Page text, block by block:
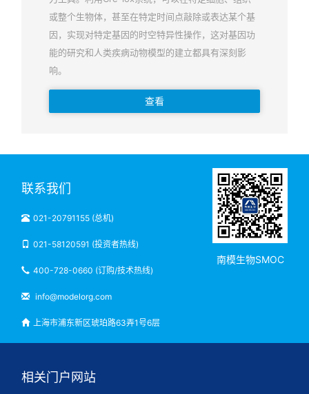
或整个生物体，甚至在特定时间点敲除或表达某个基
因，实现对特定基因的时空特异性操作，这对基因功
能的研究和人类疾病动物模型的建立都具有深刻影
响。
查看
联系我们
021-20791155 (总机)
021-58120591 (投资者热线)
400-728-0660 (订购/技术热线)
info@modelorg.com
上海市浦东新区琥珀路63弄1号6层
南模生物SMOC
相关门户网站